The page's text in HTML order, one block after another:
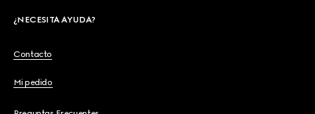
¿NECESITA AYUDA?
Contacto
Mi pedido